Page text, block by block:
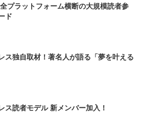
プラットフォーム横断の大規模読者参
ド
ス独自取材！著名人が語る「夢を叶える
ス読者モデル 新メンバー加入！